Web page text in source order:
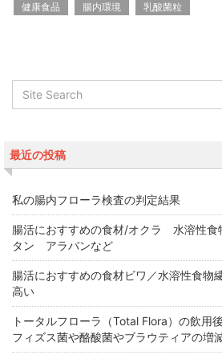
健康食品 腸内環境 乳酸菌粒
最近の投稿
私の腸内フローラ検査の判定結果
腸活におすすめの食材/オクラ 水溶性
タン アラバンなど
腸活におすすめの食材ビワ／水溶性食物
高い
トータルフローラ（Total Flora）の飲用
フィズス菌や酪酸菌やブラウティアの増